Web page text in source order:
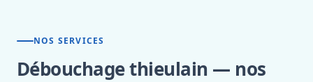
NOS SERVICES
Débouchage thieulain — nos